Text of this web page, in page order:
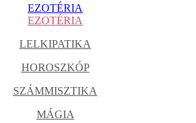
EZOTÉRIA
EZOTÉRIA
LELKIPATIKA
HOROSZKÓP
SZÁMMISZTIKA
MÁGIA